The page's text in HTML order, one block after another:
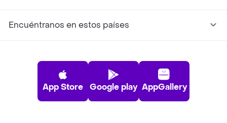
Encuéntranos en estos países
App Store Google play AppGallery